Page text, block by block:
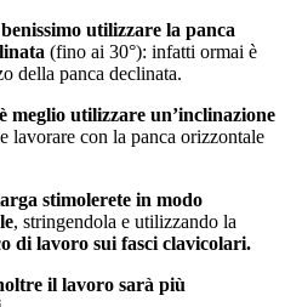
utilizzare la panca
(fino ai 30°): infatti ormai è
della panca declinata.
meglio utilizzare un’inclinazione
lavorare con la panca orizzontale
stimolerete in modo
, stringendola e utilizzando la
di lavoro sui fasci clavicolari.
il lavoro sarà più